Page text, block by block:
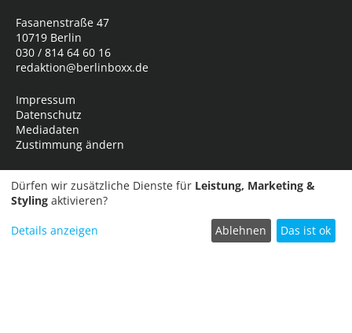
Fasanenstraße 47
10719 Berlin
030 / 814 64 60 16
redaktion@berlinboxx.de
Impressum
Datenschutz
Mediadaten
Zustimmung ändern
Dürfen wir zusätzliche Dienste für Leistung, Marketing &
Styling aktivieren?
Details anzeigen Ablehnen Das ist ok